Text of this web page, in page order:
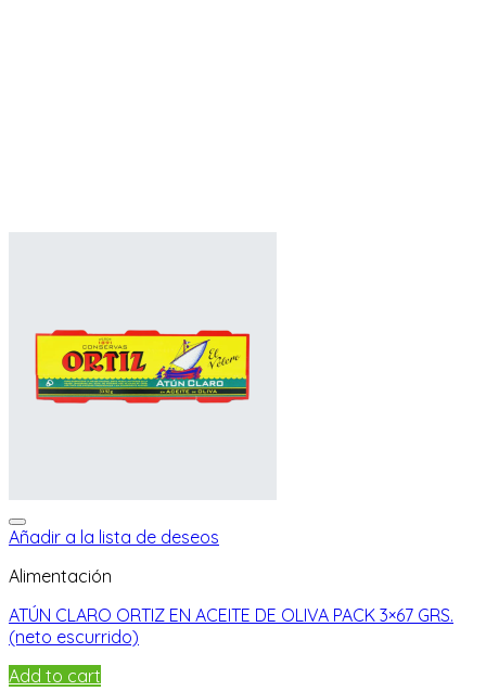
Añadir a la lista de deseos
Alimentación
ATÚN CLARO ORTIZ EN ACEITE DE OLIVA PACK 3×67 GRS.
(neto escurrido)
Add to cart